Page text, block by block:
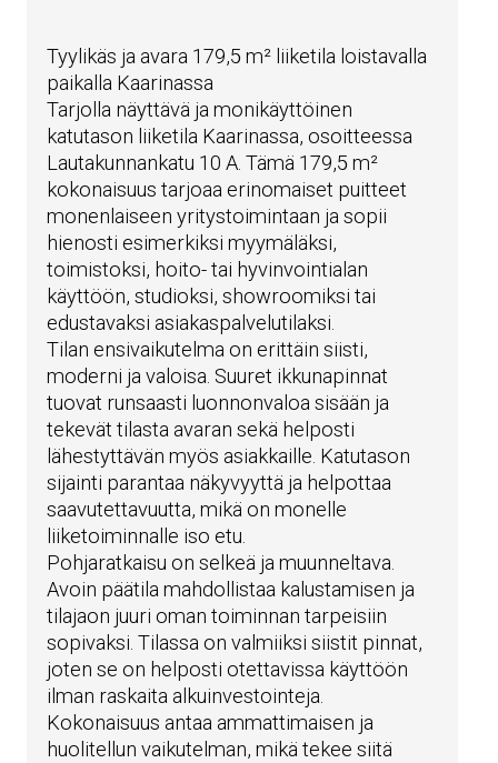
Tyylikäs ja avara 179,5 m² liiketila loistavalla
paikalla Kaarinassa
Tarjolla näyttävä ja monikäyttöinen
katutason liiketila Kaarinassa, osoitteessa
Lautakunnankatu 10 A. Tämä 179,5 m²
kokonaisuus tarjoaa erinomaiset puitteet
monenlaiseen yritystoimintaan ja sopii
hienosti esimerkiksi myymäläksi,
toimistoksi, hoito- tai hyvinvointialan
käyttöön, studioksi, showroomiksi tai
edustavaksi asiakaspalvelutilaksi.
Tilan ensivaikutelma on erittäin siisti,
moderni ja valoisa. Suuret ikkunapinnat
tuovat runsaasti luonnonvaloa sisään ja
tekevät tilasta avaran sekä helposti
lähestyttävän myös asiakkaille. Katutason
sijainti parantaa näkyvyyttä ja helpottaa
saavutettavuutta, mikä on monelle
liiketoiminnalle iso etu.
Pohjaratkaisu on selkeä ja muunneltava.
Avoin päätila mahdollistaa kalustamisen ja
tilajaon juuri oman toiminnan tarpeisiin
sopivaksi. Tilassa on valmiiksi siistit pinnat,
joten se on helposti otettavissa käyttöön
ilman raskaita alkuinvestointeja.
Kokonaisuus antaa ammattimaisen ja
huolitellun vaikutelman, mikä tekee siitä